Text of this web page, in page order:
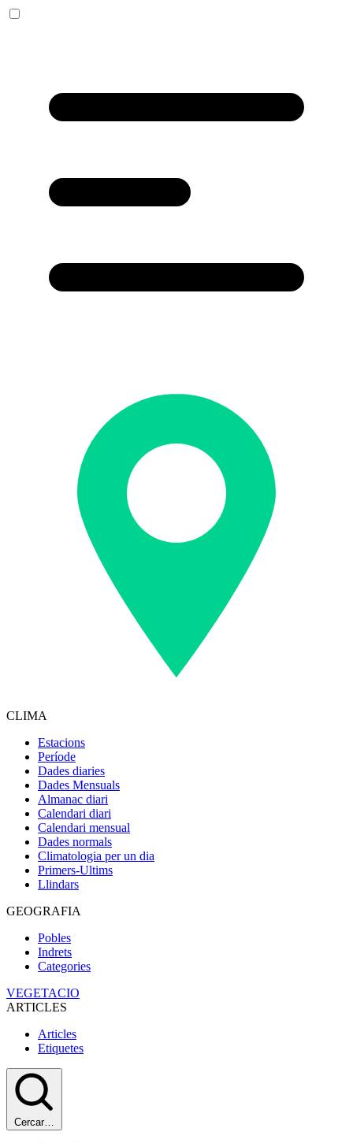
CLIMA
Estacions
Període
Dades diaries
Dades Mensuals
Almanac diari
Calendari diari
Calendari mensual
Dades normals
Climatologia per un dia
Primers-Ultims
Llindars
GEOGRAFIA
Pobles
Indrets
Categories
VEGETACIO
ARTICLES
Articles
Etiquetes
Cercar…